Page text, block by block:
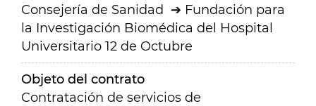
Consejería de Sanidad
Fundación para
la Investigación Biomédica del Hospital
Universitario 12 de Octubre
Objeto del contrato
Contratación de servicios de